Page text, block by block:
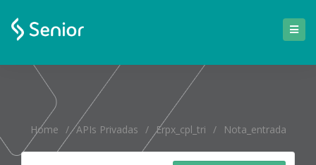
Home / APIs Privadas / Erpx_cpl_tri / Nota_entrada